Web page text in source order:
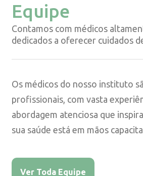
Equipe
Contamos com médicos
dedicados a oferecer cuidados
Os médicos do nosso instituto
profissionais, com vasta
abordagem atenciosa que
sua saúde está em mãos
Ver Toda Equipe